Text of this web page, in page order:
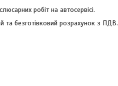
робіт на автосервісі.
та безготівковий розрахунок з ПДВ.